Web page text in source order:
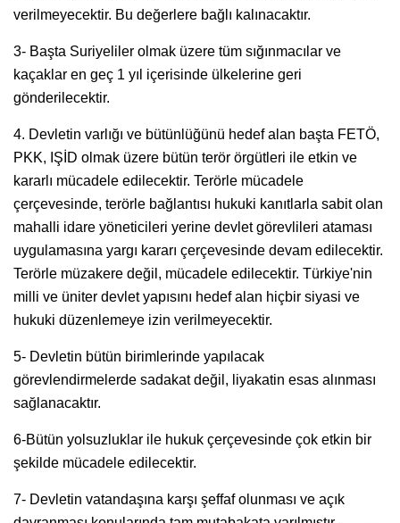
verilmeyecektir. Bu değerlere bağlı kalınacaktır.
3- Başta Suriyeliler olmak üzere tüm sığınmacılar ve
kaçaklar en geç 1 yıl içerisinde ülkelerine geri
gönderilecektir.
4. Devletin varlığı ve bütünlüğünü hedef alan başta FETÖ,
PKK, IŞİD olmak üzere bütün terör örgütleri ile etkin ve
kararlı mücadele edilecektir. Terörle mücadele
çerçevesinde, terörle bağlantısı hukuki kanıtlarla sabit olan
mahalli idare yöneticileri yerine devlet görevlileri ataması
uygulamasına yargı kararı çerçevesinde devam edilecektir.
Terörle müzakere değil, mücadele edilecektir. Türkiye'nin
milli ve üniter devlet yapısını hedef alan hiçbir siyasi ve
hukuki düzenlemeye izin verilmeyecektir.
5- Devletin bütün birimlerinde yapılacak
görevlendirmelerde sadakat değil, liyakatin esas alınması
sağlanacaktır.
6-Bütün yolsuzluklar ile hukuk çerçevesinde çok etkin bir
şekilde mücadele edilecektir.
7- Devletin vatandaşına karşı şeffaf olunması ve açık